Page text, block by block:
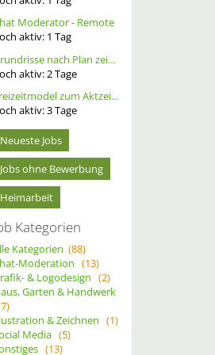
Moderator - Remote
aktiv: 1 Tag
Grundrisse nach Plan zeichnen
aktiv: 2Tage
Freizeitmodel zum Aktzeichnen/- Fotografie gesucht, tfp
aktiv:3Tage
Neueste Jobs
Jobs ohne Bewerbung
Heimarbeit
Kategorien
Kategorien (88)
Moderation (13)
& Logodesign (2)
Garten & Handwerk
& Zeichnen (1)
Media (5)
(13)